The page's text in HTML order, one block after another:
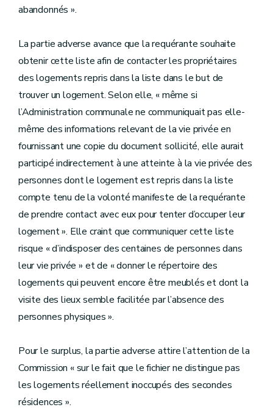
abandonnés ».
La partie adverse avance que la requérante souhaite
obtenir cette liste afin de contacter les propriétaires
des logements repris dans la liste dans le but de
trouver un logement. Selon elle, « même si
l’Administration communale ne communiquait pas elle-
même des informations relevant de la vie privée en
fournissant une copie du document sollicité, elle aurait
participé indirectement à une atteinte à la vie privée des
personnes dont le logement est repris dans la liste
compte tenu de la volonté manifeste de la requérante
de prendre contact avec eux pour tenter d’occuper leur
logement ». Elle craint que communiquer cette liste
risque « d’indisposer des centaines de personnes dans
leur vie privée » et de « donner le répertoire des
logements qui peuvent encore être meublés et dont la
visite des lieux semble facilitée par l’absence des
personnes physiques ».
Pour le surplus, la partie adverse attire l’attention de la
Commission « sur le fait que le fichier ne distingue pas
les logements réellement inoccupés des secondes
résidences ».